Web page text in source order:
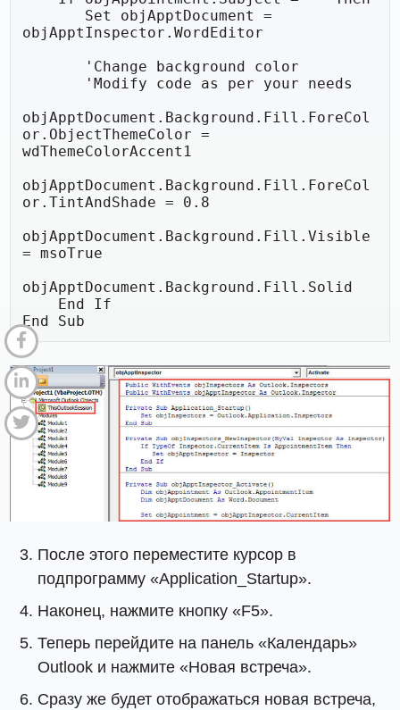
objApptInspector.WordEditor
objApptDocument.Background.Fill.ForeCol
or.ObjectThemeColor =
wdThemeColorAccent1
objApptDocument.Background.Fill.ForeCol
or.TintAndShade = 0.8
objApptDocument.Background.Fill.Visible
= msoTrue
objApptDocument.Background.Fill.Solid
End Sub
После этого переместите курсор в
подпрограмму «Application_Startup».
Наконец, нажмите кнопку «F5».
Теперь перейдите на панель «Календарь»
Outlook и нажмите «Новая встреча».
Сразу же будет отображаться новая встреча,